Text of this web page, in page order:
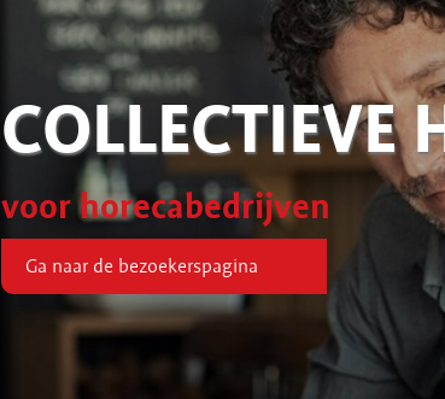
COLLECTIEVE
voor horecabedrijven
Ga naar de bezoekerspagina